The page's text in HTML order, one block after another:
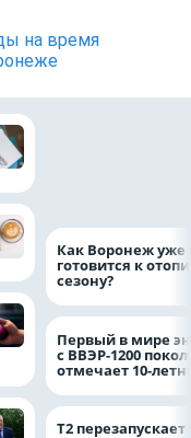
на время
Как Воронеж уже
готовится к
сезону?
Первый в мире
с ВВЭР-1200
отмечает 10-
Т2